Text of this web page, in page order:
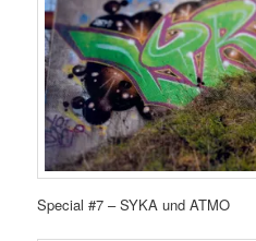
Special #7 – SYKA und ATMO